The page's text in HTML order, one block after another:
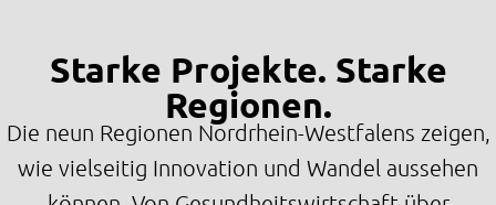
Starke Projekte. Starke
Regionen.
Die neun Regionen Nordrhein-Westfalens zeigen,
wie vielseitig Innovation und Wandel aussehen